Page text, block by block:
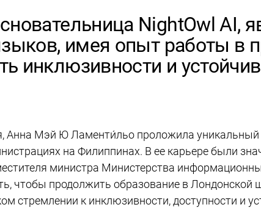
NightOwl AI,
имея опыт работы в
инклюзивности и
Анна Мэй Ю Ламенти́льо проложила уникальный
на Филиппинах. В ее карьере были
министра Министерства
чтобы продолжить образование в Лондонской
стремлении к инклюзивности, доступности и